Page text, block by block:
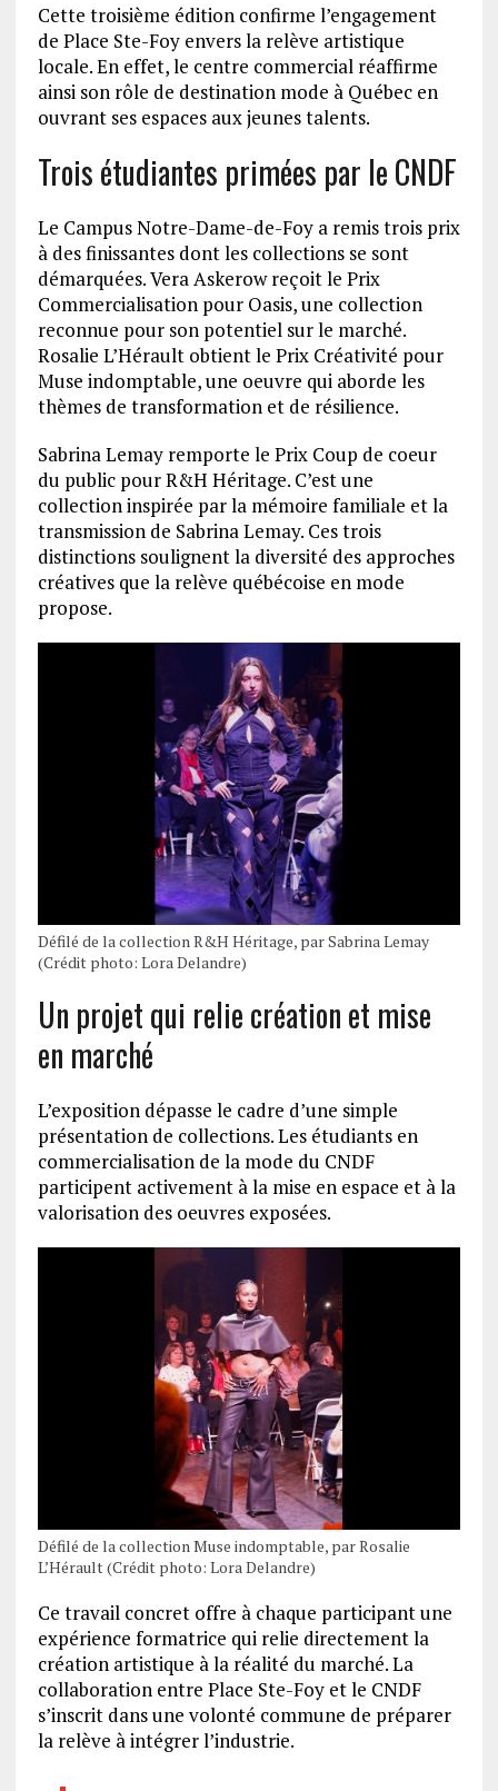
Cette troisième édition confirme l’engagement
de Place Ste-Foy envers la relève artistique
locale. En effet, le centre commercial réaffirme
ainsi son rôle de destination mode à Québec en
ouvrant ses espaces aux jeunes talents.
Trois étudiantes primées par le CNDF
Le Campus Notre-Dame-de-Foy a remis trois prix
à des finissantes dont les collections se sont
démarquées. Vera Askerow reçoit le Prix
Commercialisation pour Oasis, une collection
reconnue pour son potentiel sur le marché.
Rosalie L’Hérault obtient le Prix Créativité pour
Muse indomptable, une oeuvre qui aborde les
thèmes de transformation et de résilience.
Sabrina Lemay remporte le Prix Coup de coeur
du public pour R&H Héritage. C’est une
collection inspirée par la mémoire familiale et la
transmission de Sabrina Lemay. Ces trois
distinctions soulignent la diversité des approches
créatives que la relève québécoise en mode
propose.
Défilé de la collection R&H Héritage, par Sabrina Lemay
(Crédit photo: Lora Delandre)
Un projet qui relie création et mise
en marché
L’exposition dépasse le cadre d’une simple
présentation de collections. Les étudiants en
commercialisation de la mode du CNDF
participent activement à la mise en espace et à la
valorisation des oeuvres exposées.
Défilé de la collection Muse indomptable, par Rosalie
L’Hérault (Crédit photo: Lora Delandre)
Ce travail concret offre à chaque participant une
expérience formatrice qui relie directement la
création artistique à la réalité du marché. La
collaboration entre Place Ste-Foy et le CNDF
s’inscrit dans une volonté commune de préparer
la relève à intégrer l’industrie.